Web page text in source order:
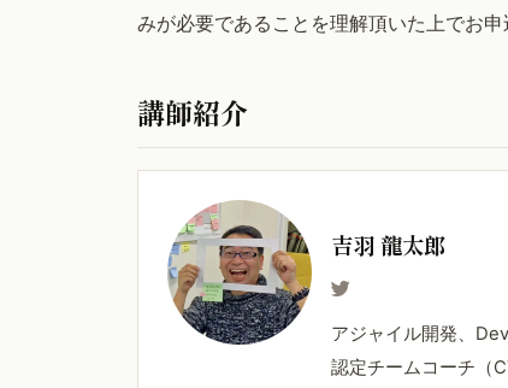
みが必要であることを理解頂いた上でお申
講師紹介
吉羽 龍太郎
アジャイル開発、
認定チームコーチ（